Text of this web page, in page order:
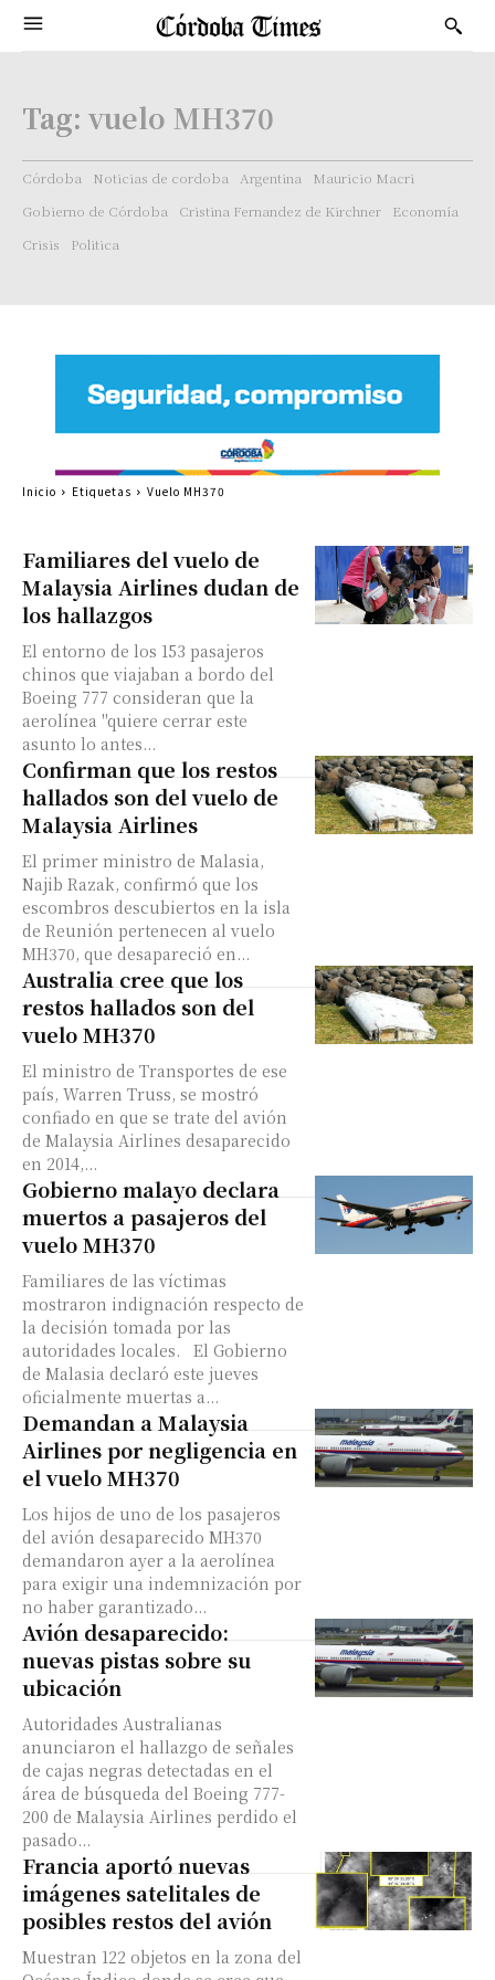
Tag: vuelo MH370
Córdoba Noticias de cordoba Argentina
Mauricio Macri
Gobierno de Córdoba
Cristina Fernandez de Kirchner
Economía
Crisis
Politica
Familiares del vuelo de
Malaysia Airlines dudan de
los hallazgos
El entorno de los 153 pasajeros
chinos que viajaban a bordo del
Boeing 777 consideran que la
aerolínea "quiere cerrar este
asunto lo antes...
Confirman que los restos
hallados son del vuelo de
Malaysia Airlines
El primer ministro de Malasia,
Najib Razak, confirmó que los
escombros descubiertos en la isla
de Reunión pertenecen al vuelo
MH370, que desapareció en...
Australia cree que los
restos hallados son del
vuelo MH370
El ministro de Transportes de ese
país, Warren Truss, se mostró
confiado en que se trate del avión
de Malaysia Airlines desaparecido
en 2014,...
Gobierno malayo declara
muertos a pasajeros del
vuelo MH370
Familiares de las víctimas
mostraron indignación respecto de
la decisión tomada por las
autoridades locales. El Gobierno
de Malasia declaró este jueves
oficialmente muertas a...
Demandan a Malaysia
Airlines por negligencia en
el vuelo MH370
Los hijos de uno de los pasajeros
del avión desaparecido MH370
demandaron ayer a la aerolínea
para exigir una indemnización por
no haber garantizado...
Avión desaparecido:
nuevas pistas sobre su
ubicación
Autoridades Australianas
anunciaron el hallazgo de señales
de cajas negras detectadas en el
área de búsqueda del Boeing 777-
200 de Malaysia Airlines perdido el
pasado...
Francia aportó nuevas
imágenes satelitales de
posibles restos del avión
Muestran 122 objetos en la zona del
Inicio Etiquetas Vuelo MH370